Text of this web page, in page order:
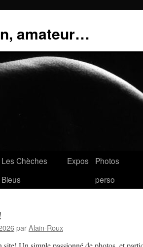
amateur…
Les Chèches
Bleus
Expos
Photos
perso
parAlain-Roux